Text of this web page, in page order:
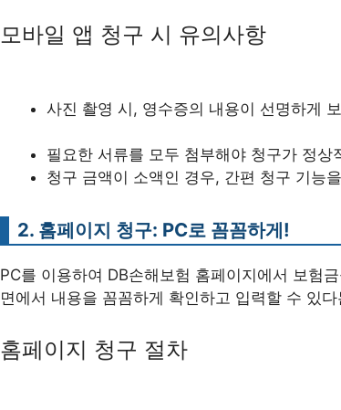
모바일 앱 청구 시 유의사항
사진 촬영 시, 영수증의 내용이 선명하게
필요한 서류를 모두 첨부해야 청구가 정상
청구 금액이 소액인 경우, 간편 청구 기능
2. 홈페이지 청구: PC로 꼼꼼하게!
PC를 이용하여 DB손해보험 홈페이지에서 보험
면에서 내용을 꼼꼼하게 확인하고 입력할 수 있
홈페이지 청구 절차